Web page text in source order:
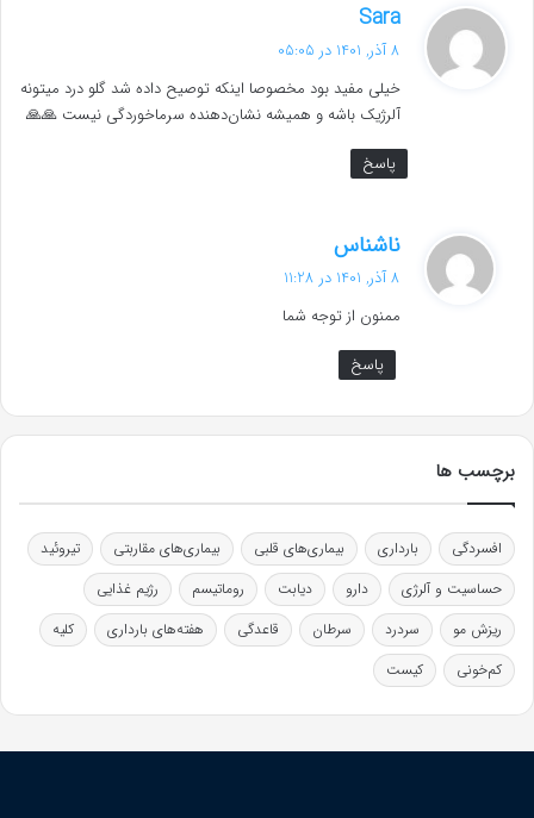
Sara
ف
:
8 آذر, 1401 در 05:05
خیلی مفید بود مخصوصا اینکه توصیح داده شد گلو درد میتونه
آلرژیک باشه و همیشه نشان‌دهنده سرماخوردگی نیست 🙏🙏
پاسخ
ناشناس
ت
:
8 آذر, 1401 در 11:28
ممنون از توجه شما
پاسخ
برچسب ها
افسردگی بارداری بیماری‌های قلبی بیماری‌های مقاربتی
تیروئید
حساسیت و آلرژی
دارو دیابت روماتیسم
رژیم غذایی
ریزش مو
سردرد سرطان قاعدگی هفته‌های بارداری
کلیه
کم‌خونی
کیست